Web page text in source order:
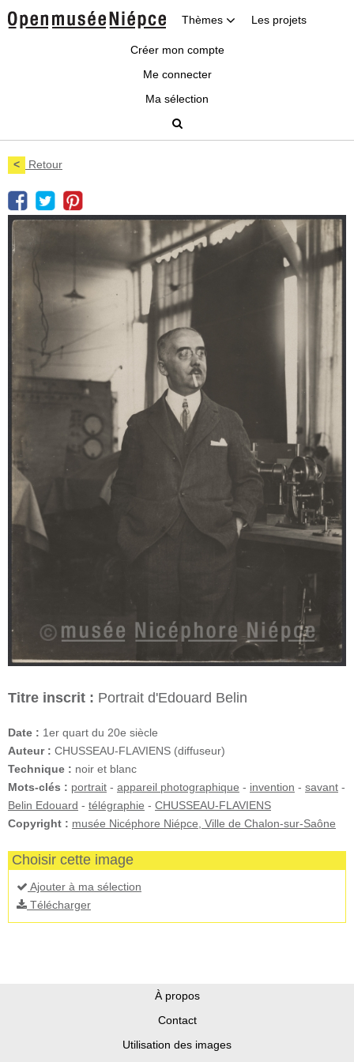
Thèmes Les projets
Créer mon compte
Me connecter
Ma sélection
< Retour
Titre inscrit : Portrait d'Edouard Belin
Date : 1er quart du 20e siècle
Auteur : CHUSSEAU-FLAVIENS (diffuseur)
Technique : noir et blanc
Mots-clés : portrait - appareil photographique - invention - savant -
Belin Edouard - télégraphie - CHUSSEAU-FLAVIENS
Copyright : musée Nicéphore Niépce, Ville de Chalon-sur-Saône
Choisir cette image
Ajouter à ma sélection
Télécharger
À propos
Contact
Utilisation des images